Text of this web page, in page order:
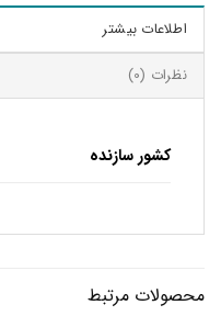
اطلاعات بیشتر
نظرات (0)
کشور سازنده
محصولات مرتبط